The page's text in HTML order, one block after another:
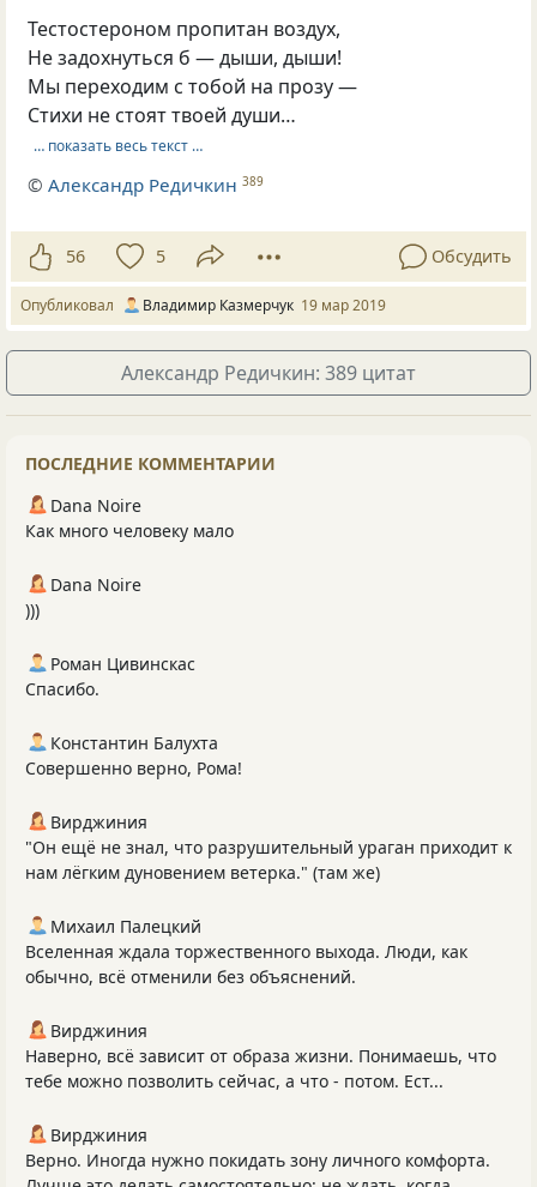
Тестостероном пропитан воздух,
Не задохнуться б — дыши, дыши!
Мы переходим с тобой на прозу —
Стихи не стоят твоей души…
… показать весь текст …
©Александр Редичкин 389
56 5 Обсудить
Опубликовал Владимир Казмерчук 19 мар 2019
Александр Редичкин: 389 цитат
ПОСЛЕДНИЕ КОММЕНТАРИИ
Dana Noire
Как много человеку мало
Dana Noire
)))
Роман Цивинскас
Спасибо.
Константин Балухта
Совершенно верно, Рома!
Вирджиния
"Он ещё не знал, что разрушительный ураган приходит к
нам лёгким дуновением ветерка." (там же)
Михаил Палецкий
Вселенная ждала торжественного выхода. Люди, как
обычно, всё отменили без объяснений.
Вирджиния
Наверно, всё зависит от образа жизни. Понимаешь, что
тебе можно позволить сейчас, а что - потом. Ест...
Вирджиния
Верно. Иногда нужно покидать зону личного комфорта.